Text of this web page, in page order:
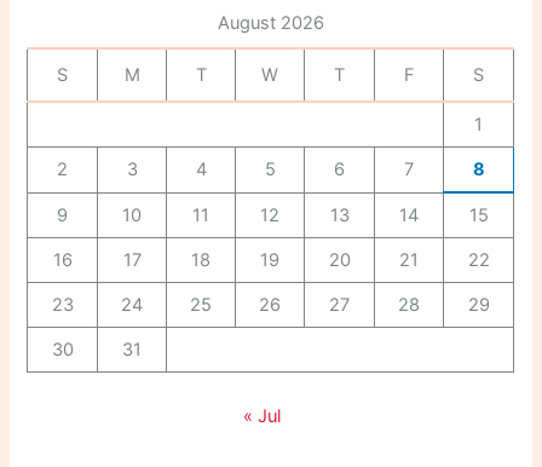
August 2026
S M T W T F S
1
2 3 4 5 6 7 8
9 10 11 12 13 14 15
16 17 18 19 20 21 22
23 24 25 26 27 28 29
30 31
« Jul